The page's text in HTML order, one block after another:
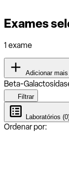
Exames
1 exame
Adicionar mais
Beta-
Filtrar
Laboratórios
Ordenar por: